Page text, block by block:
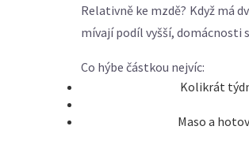
Relativně ke mzdě? Když má
mívají podíl vyšší, domácnosti
Co hýbe částkou nejvíc:
Kolikrát
Maso a